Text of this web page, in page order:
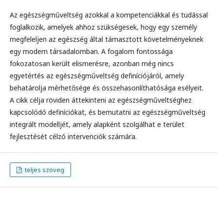
Az egészségműveltség azokkal a kompetenciákkal és tudással
foglalkozik, amelyek ahhoz szükségesek, hogy egy személy
megfeleljen az egészség által támasztott követelményeknek
egy modern társadalomban. A fogalom fontossága
fokozatosan került elismerésre, azonban még nincs
egyetértés az egészségműveltség definíciójáról, amely
behatárolja mérhetősége és összehasonlíthatósága esélyeit.
A cikk célja röviden áttekinteni az egészségműveltséghez
kapcsolódó definíciókat, és bemutatni az egészségműveltség
integrált modelljét, amely alapként szolgálhat e terület
fejlesztését célzó intervenciók számára.
teljes szöveg